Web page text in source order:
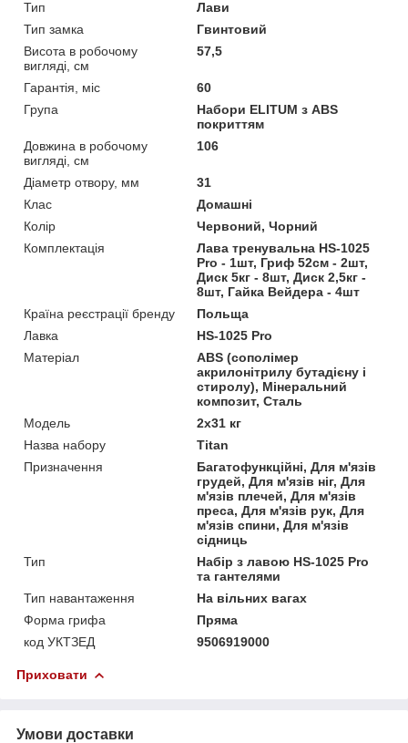
Тип
Лави
Тип замка
Гвинтовий
Висота в робочому
вигляді, см
57,5
Гарантія, міс
60
Група
Набори ELITUM з ABS
покриттям
Довжина в робочому
вигляді, см
106
Діаметр отвору, мм
31
Клас
Домашні
Колір
Червоний, Чорний
Комплектація
Лава тренувальна HS-1025
Pro - 1шт, Гриф 52см - 2шт,
Диск 5кг - 8шт, Диск 2,5кг -
8шт, Гайка Вейдера - 4шт
Країна реєстрації бренду
Польща
Лавка
HS-1025 Pro
Матеріал
ABS (сополімер
акрилонітрилу бутадієну і
стиролу), Мінеральний
композит, Сталь
Мoдель
2x31 кг
Назва набору
Titan
Призначення
Багатофункційні, Для м'язів
грудей, Для м'язів ніг, Для
м'язів плечей, Для м'язів
преса, Для м'язів рук, Для
м'язів спини, Для м'язів
сідниць
Тип
Набір з лавою HS-1025 Pro
та гантелями
Тип навантаження
На вільних вагах
Форма грифа
Пряма
код УКТЗЕД
9506919000
Приховати
Умови доставки